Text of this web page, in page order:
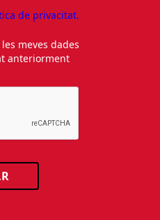
de privacitat.
meves dades
anteriorment